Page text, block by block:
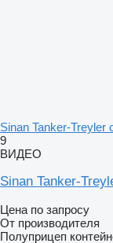
Sinan Tanker-Treyler
9
ВИДЕО
Sinan Tanker-
Цена по запросу
От производителя
Полуприцеп